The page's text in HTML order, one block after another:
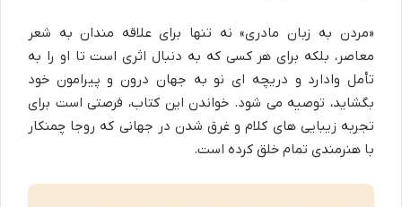
«مردن به زبان مادری» نه تنها برای علاقه مندان به شعر
معاصر، بلکه برای هر کسی که به دنبال اثری است تا او را به
تأمل وادارد و دریچه ای نو به جهان درون و پیرامون خود
بگشاید، توصیه می شود. خواندن این کتاب، فرصتی است برای
تجربه زیبایی های کلام و غرق شدن در جهانی که روجا چمنکار
با هنرمندی تمام خلق کرده است.